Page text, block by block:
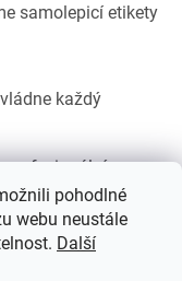
pohodlné
webu neustále
Další
samolepicí etikety
každý
profesionální